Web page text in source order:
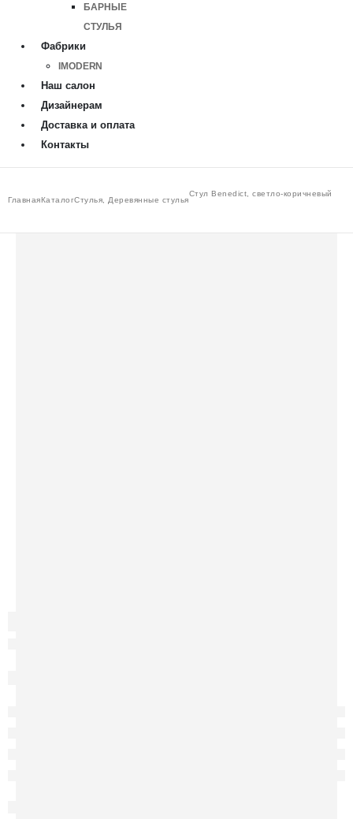
БАРНЫЕ
СТУЛЬЯ
Фабрики
IMODERN
Наш салон
Дизайнерам
Доставка и оплата
Контакты
ГлавнаяКаталогСтулья Деревянные стулья
Стул Benedict, светло-коричневый